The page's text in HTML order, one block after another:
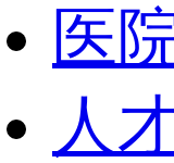
医
人